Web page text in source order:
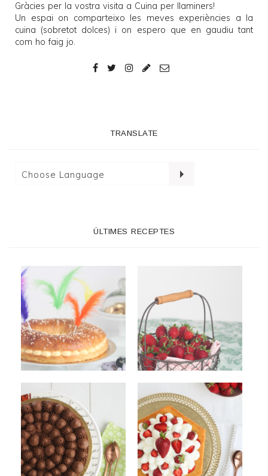
Gràcies per la vostra visita a Cuina per llaminers!
Un espai on comparteixo les meves experiències a la
cuina (sobretot dolces) i on espero que en gaudiu tant
com ho faig jo.
TRANSLATE
ÚLTIMES RECEPTES